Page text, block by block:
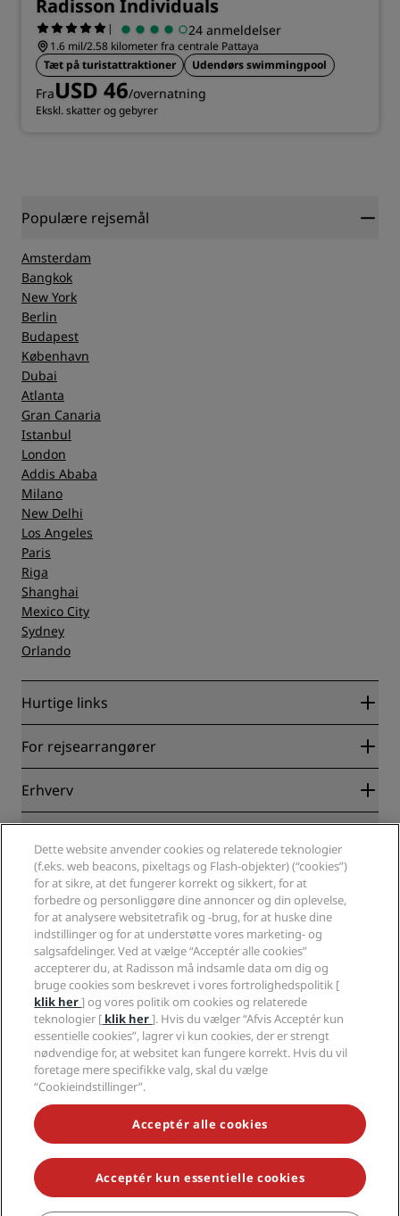
Radisson Individuals
| 24 anmeldelser
1.6 mil/2.58 kilometer fra centrale Pattaya
Tæt på turistattraktioner
Udendørs swimmingpool
FraUSD 46/overnatning
Ekskl. skatter og gebyrer
Populære rejsemål
Amsterdam
Bangkok
New York
Berlin
Budapest
København
Dubai
Atlanta
Gran Canaria
Istanbul
London
Addis Ababa
Milano
New Delhi
Los Angeles
Paris
Riga
Shanghai
Mexico City
Sydney
Orlando
Hurtige links
Radisson Rewards
Blog
Destinationer
Nye og kommende hoteller
Radisson Hotels-APP
Sports Approved-hoteller
Familievenlige hoteller
Sundhed og sikkerhed
For rejsearrangører
Partnere
Erhverv
Radisson Hotel Group
Medier
Karriere i RHG
Karriere i PPHE
Karrierer EHL
The Club by RHG
Udviklingsmuligheder
Ansvarlig virksomhed
Indkøb
Fortrolighedscenter
Juridiske oplysninger
Radisson Rewards vilkår og betingelser
Aftale vedrørende brug af hjemmesiden
Digital tilgængelighed
Erklæring om moderne slaveri
Hjælp
Advarsler til forbrugere
Kontakt
Ofte stillede spørgsmål
Sitemap
Sociale medier
Radisson Hotels-brands
GÅ ALDRIG GLIP AF VORES MEST POPULÆRE TILBUD
© 2026 Radisson Hotel Group.Alle rettigheder forbeholdes. RHG
Radisson Hotel Group, Radisson, Radisson RED, Radisson Blu, Radisson
Collection, Radisson Individuals, Park Plaza, Park Inn, Country Inn &
Dette website anvender cookies og relaterede teknologier
(f.eks. web beacons, pixeltags og Flash-objekter) (“cookies”)
for at sikre, at det fungerer korrekt og sikkert, for at
forbedre og personliggøre dine annoncer og din oplevelse,
for at analysere websitetrafik og -brug, for at huske dine
indstillinger og for at understøtte vores marketing- og
salgsafdelinger. Ved at vælge “Acceptér alle cookies”
accepterer du, at Radisson må indsamle data om dig og
bruge cookies som beskrevet i vores fortrolighedspolitik [
klik her] og vores politik om cookies og relaterede
teknologier [ klik her]. Hvis du vælger “Afvis Acceptér kun
essentielle cookies”, lagrer vi kun cookies, der er strengt
nødvendige for, at websitet kan fungere korrekt. Hvis du vil
foretage mere specifikke valg, skal du vælge
“Cookieindstillinger”.
Acceptér alle cookies
Acceptér kun essentielle cookies